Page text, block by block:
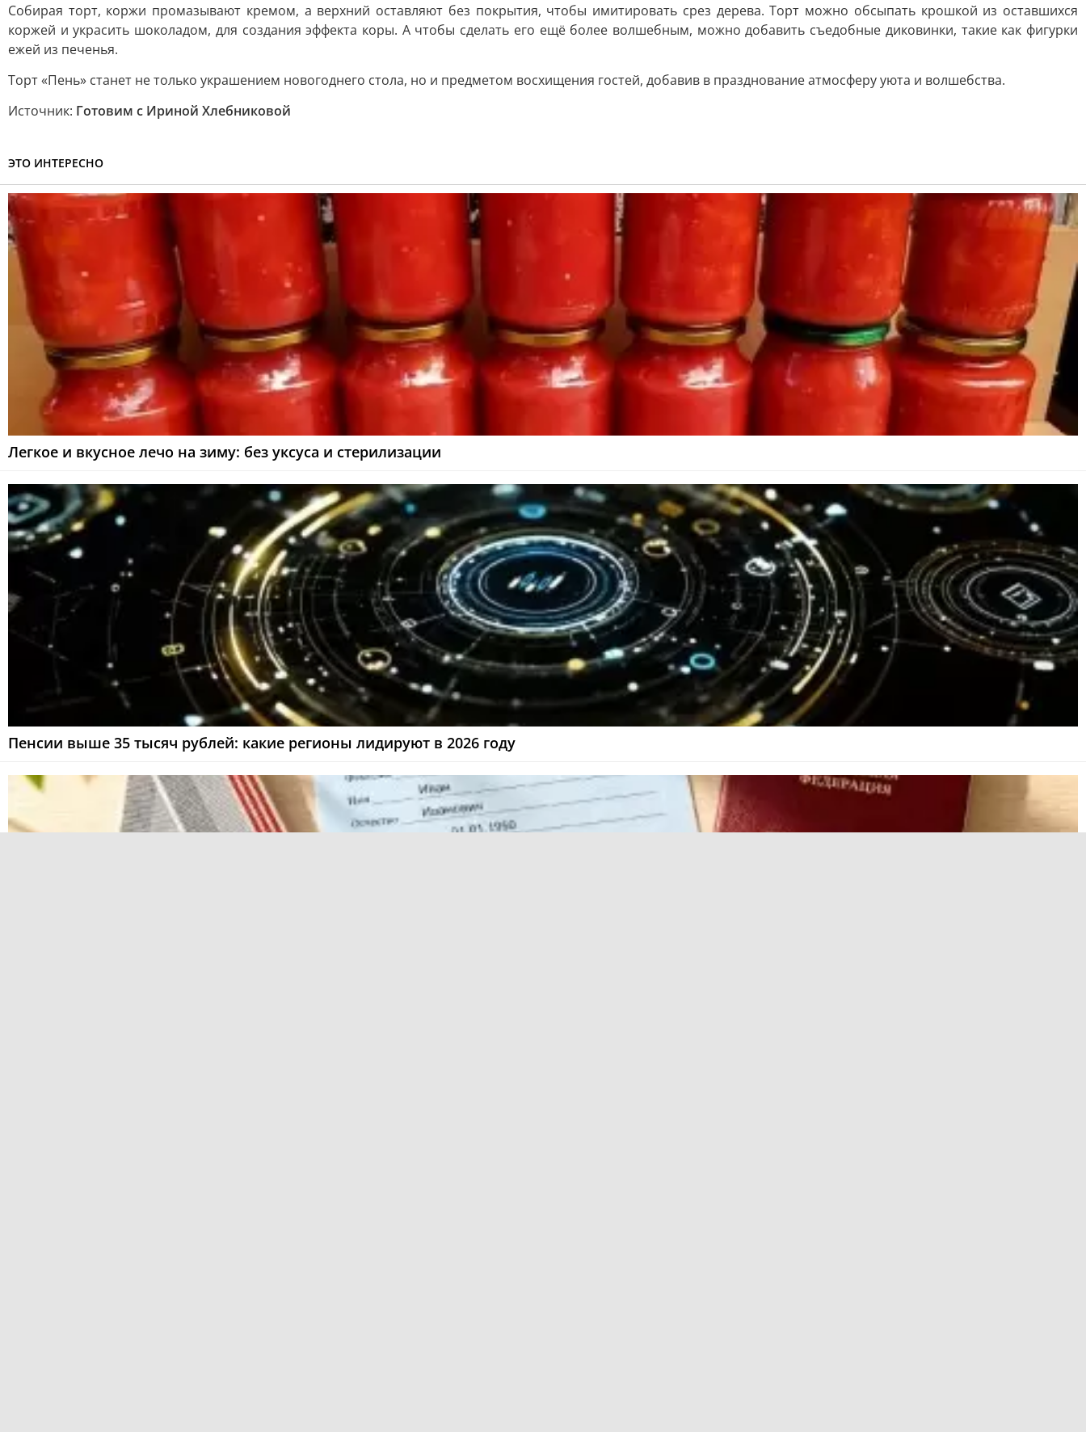
Собирая торт, коржи промазывают кремом, а верхний оставляют без покрытия, чтобы имитировать срез дерева. Торт можно обсыпать крошкой из оставшихся
коржей и украсить шоколадом, для создания эффекта коры. А чтобы сделать его ещё более волшебным, можно добавить съедобные диковинки, такие как фигурки
ежей из печенья.
Торт «Пень» станет не только украшением новогоднего стола, но и предметом восхищения гостей, добавив в празднование атмосферу уюта и волшебства.
Источник: Готовим с Ириной Хлебниковой
ЭТО ИНТЕРЕСНО
Легкое и вкусное лечо на зиму: без уксуса и стерилизации
Пенсии выше 35 тысяч рублей: какие регионы лидируют в 2026 году